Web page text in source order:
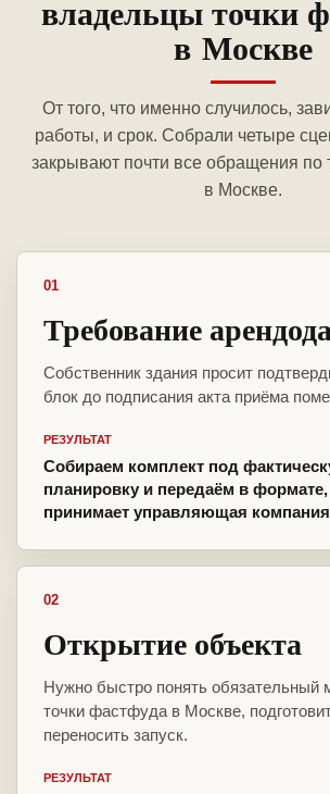
владельцы точки
в Москве
От того, что именно случилось,
работы, и срок. Собрали четыре
закрывают почти все обращения по
в Москве.
01
Требование
Собственник здания просит
блок до подписания акта приёма
РЕЗУЛЬТАТ
Собираем комплект под
планировку и передаём в
принимает управляющая
02
Открытие объекта
Нужно быстро понять обязательный
точки фастфуда в Москве,
переносить запуск.
РЕЗУЛЬТАТ